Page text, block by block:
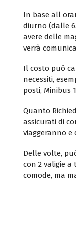
In base all
diurno (dalle
avere delle
verrà
Il costo può
necessiti,
posti, Minibus
Quanto
assicurati di
viaggeranno e
Delle volte,
con 2 valigie
comode, ma